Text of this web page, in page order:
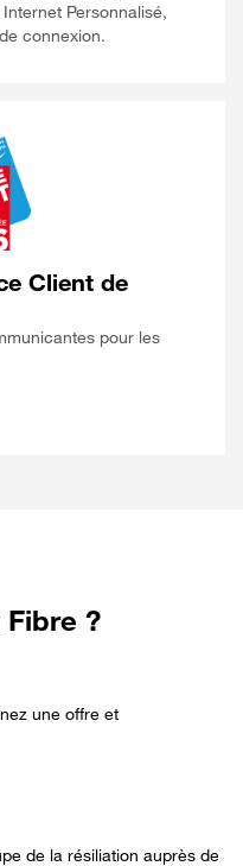
Personnalisé,
connexion.
Client de
pour les
?
une offre et
de la résiliation auprès de